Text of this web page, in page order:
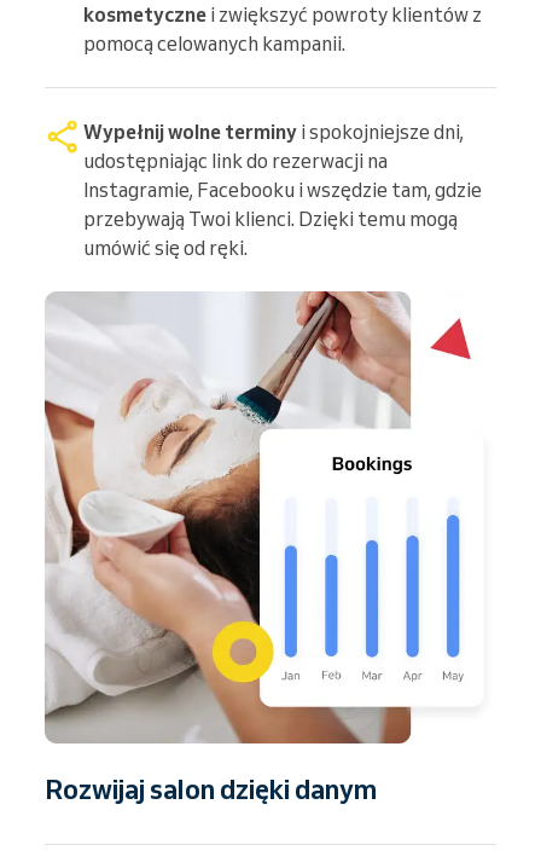
kosmetyczne i zwiększyć powroty klientów z
pomocą celowanych kampanii.
Wypełnij wolne terminy i spokojniejsze dni,
udostępniając link do rezerwacji na
Instagramie, Facebooku i wszędzie tam, gdzie
przebywają Twoi klienci. Dzięki temu mogą
umówić się od ręki.
Rozwijaj salon dzięki danym